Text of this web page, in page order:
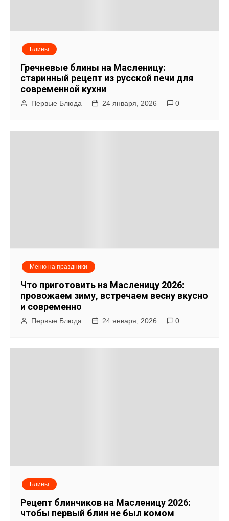
Блины
Гречневые блины на Масленицу:
старинный рецепт из русской печи для
современной кухни
Первые Блюда 24 января, 2026 0
Меню на праздники
Что приготовить на Масленицу 2026:
провожаем зиму, встречаем весну вкусно
и современно
Первые Блюда 24 января, 2026 0
Блины
Рецепт блинчиков на Масленицу 2026:
чтобы первый блин не был комом